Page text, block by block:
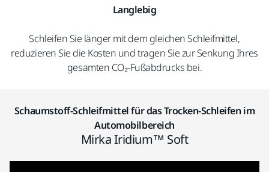
Langlebig
Schleifen Sie länger mit dem gleichen Schleifmittel,
reduzieren Sie die Kosten und tragen Sie zur Senkung Ihres
gesamten CO₂-Fußabdrucks bei.
Schaumstoff-Schleifmittel für das Trocken-Schleifen im
Automobilbereich
Mirka Iridium™ Soft